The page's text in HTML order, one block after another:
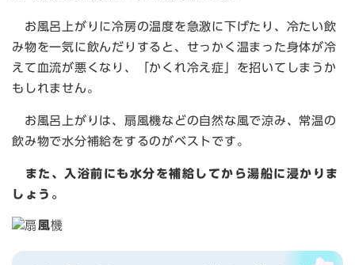
お風呂上がりに冷房の温度を急激に下げたり、冷たい飲
み物を一気に飲んだりすると、せっかく温まった身体が冷
えて血流が悪くなり、「かくれ冷え症」を招いてしまうか
もしれません。
お風呂上がりは、扇風機などの自然な風で涼み、常温の
飲み物で水分補給をするのがベストです。
また、入浴前にも水分を補給してから湯船に浸かりま
しょう。​